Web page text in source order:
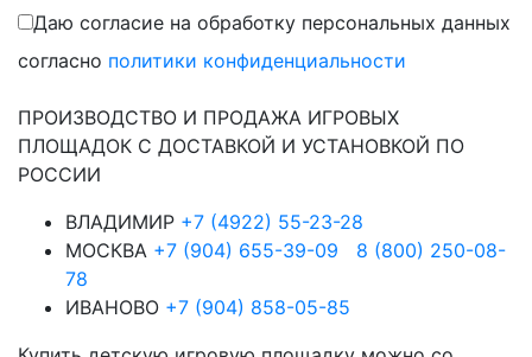
Даю согласие на обработку персональных данных
согласно политики конфиденциальности
ПРОИЗВОДСТВО И ПРОДАЖА ИГРОВЫХ
ПЛОЩАДОК С ДОСТАВКОЙ И УСТАНОВКОЙ ПО
РОССИИ
ВЛАДИМИР +7 (4922) 55-23-28
МОСКВА +7 (904) 655-39-09
8 (800) 250-08-
78
ИВАНОВО +7 (904) 858-05-85